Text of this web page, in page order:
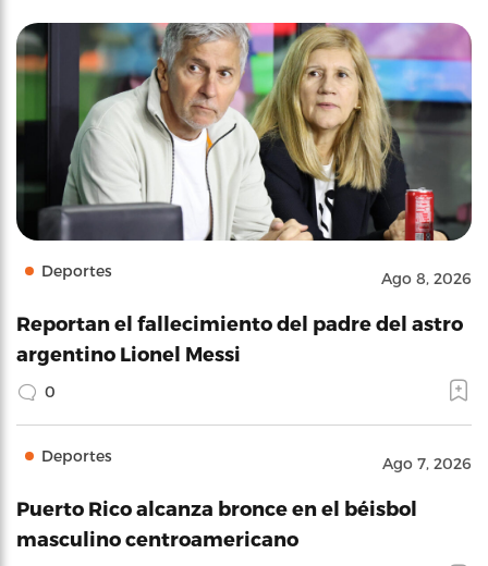
Deportes Ago 8, 2026
Reportan el fallecimiento del padre del astro
argentino Lionel Messi
0
Deportes Ago 7, 2026
Puerto Rico alcanza bronce en el béisbol
masculino centroamericano